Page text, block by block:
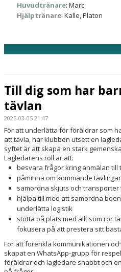
Huvudtränare: Marc
Hjälptränare: Kalle, Platon
Till dig som har
tävlan
2025-03-05 21:47
För att underlätta för föräldrar som
att tävla, har klubben utsett en
syftet är att skapa en stark
Lagledarens roll är att:
besvara frågor kring anmälan till
påminna om kommande
samordna skjuts och
hjälpa till med att samordna
underlätta logistik
stötta på plats med allt som rör
fokusera på att prestera sitt
För att förenkla kommunikationen
skapat en WhatsApp-grupp för
föräldrar och lagledare snabbt och